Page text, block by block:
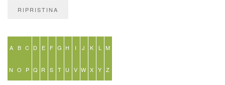
A B C D E F G H I J K L M
N O P Q R S T U V W X Y Z